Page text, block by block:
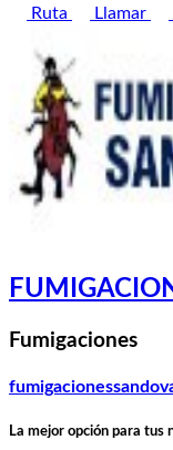
Ruta
Llamar
Fumigaciones
La mejor opción para tus